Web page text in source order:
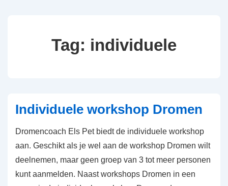
Tag: individuele
Individuele workshop Dromen
Dromencoach Els Pet biedt de individuele workshop
aan. Geschikt als je wel aan de workshop Dromen wilt
deelnemen, maar geen groep van 3 tot meer personen
kunt aanmelden. Naast workshops Dromen in een